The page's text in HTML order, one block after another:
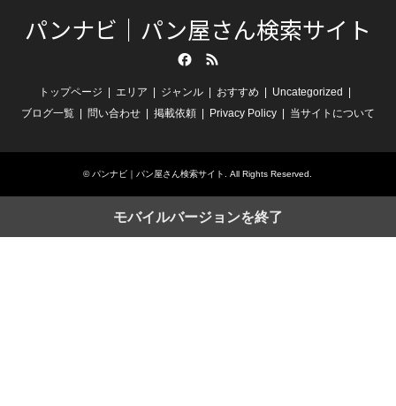
パンナビ｜パン屋さん検索サイト
トップページ エリア ジャンル おすすめ
Uncategorized
ブログ一覧
問い合わせ 掲載依頼 Privacy Policy 当サイトについて
©パンナビ｜パン屋さん検索サイト. All Rights Reserved.
モバイルバージョンを終了